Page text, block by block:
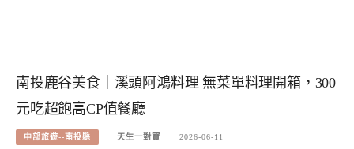
南投鹿谷美食｜溪頭阿鴻料理 無菜單料理開箱，300
元吃超飽高CP值餐廳
中部旅遊--南投縣 天生一對寶 2026-06-11